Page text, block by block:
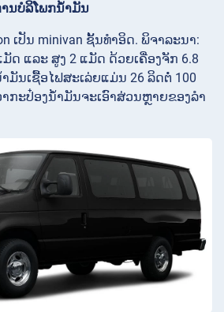
ນບໍລິໂພກນໍ້າມັນ
ເປັນ minivan ຊັ້ນທໍາອິດ. ພິຈາລະນາ:
ດ ແລະ ສູງ 2 ແມັດ ດ້ວຍເຄື່ອງຈັກ 6.8
ມັນ​ເຊື້ອ​ໄຟ​ສະ​ເລ່ຍ​ແມ່ນ 26 ລິດ​ຕໍ່ 100
ກະ​ປ໋ອງ​ນ​້​ໍາ​ມັນ​ຈະ​ເອົາ​ສ່ວນ​ຫຼາຍ​ຂອງ​ລໍາ​